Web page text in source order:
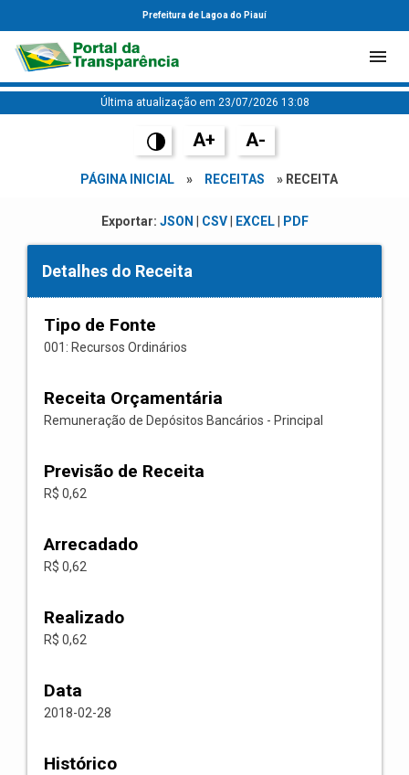
Prefeitura de Lagoa do Piauí
Última atualização em 23/07/2026 13:08
A+ A-
PÁGINA INICIAL » RECEITAS » RECEITA
Exportar: JSON CSV| EXCEL| PDF
Detalhes do Receita
Tipo de Fonte
001: Recursos Ordinários
Receita Orçamentária
Remuneração de Depósitos Bancários - Principal
Previsão de Receita
R$ 0,62
Arrecadado
R$ 0,62
Realizado
R$ 0,62
Data
2018-02-28
Histórico